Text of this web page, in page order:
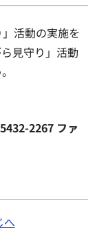
活動の実施を
見守り」活動
2267 ファ
へ